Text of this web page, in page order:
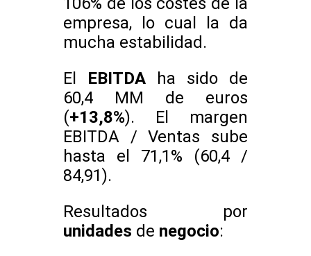
empresa, lo cual la da
mucha estabilidad.
El EBITDA ha sido de
60,4 MM de euros
(+13,8%). El margen
EBITDA / Ventas sube
hasta el 71,1% (60,4 /
84,91).
Resultados por
unidades de negocio: